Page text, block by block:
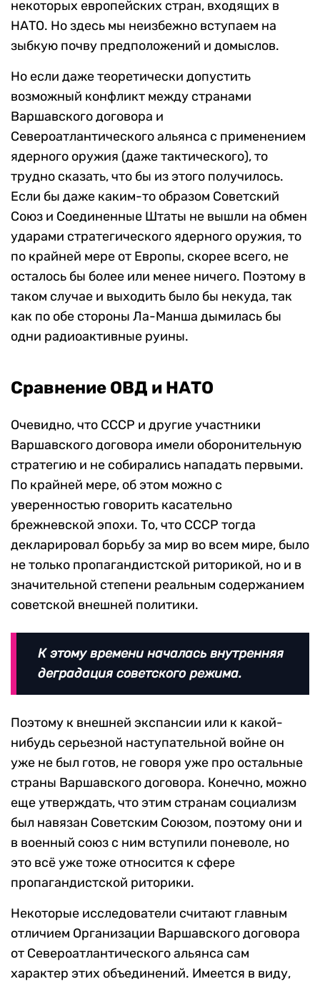
некоторых европейских стран, входящих в
НАТО. Но здесь мы неизбежно вступаем на
зыбкую почву предположений и домыслов.
Но если даже теоретически допустить
возможный конфликт между странами
Варшавского договора и
Североатлантического альянса с применением
ядерного оружия (даже тактического), то
трудно сказать, что бы из этого получилось.
Если бы даже каким-то образом Советский
Союз и Соединенные Штаты не вышли на обмен
ударами стратегического ядерного оружия, то
по крайней мере от Европы, скорее всего, не
осталось бы более или менее ничего. Поэтому в
таком случае и выходить было бы некуда, так
как по обе стороны Ла-Манша дымилась бы
одни радиоактивные руины.
Сравнение ОВД и НАТО
Очевидно, что СССР и другие участники
Варшавского договора имели оборонительную
стратегию и не собирались нападать первыми.
По крайней мере, об этом можно с
уверенностью говорить касательно
брежневской эпохи. То, что СССР тогда
декларировал борьбу за мир во всем мире, было
не только пропагандистской риторикой, но и в
значительной степени реальным содержанием
советской внешней политики.
К этому времени началась внутренняя
деградация советского режима.
Поэтому к внешней экспансии или к какой-
нибудь серьезной наступательной войне он
уже не был готов, не говоря уже про остальные
страны Варшавского договора. Конечно, можно
еще утверждать, что этим странам социализм
был навязан Советским Союзом, поэтому они и
в военный союз с ним вступили поневоле, но
это всё уже тоже относится к сфере
пропагандистской риторики.
Некоторые исследователи считают главным
отличием Организации Варшавского договора
от Североатлантического альянса сам
характер этих объединений. Имеется в виду,